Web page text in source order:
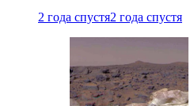
2 года спустя2 года спустя